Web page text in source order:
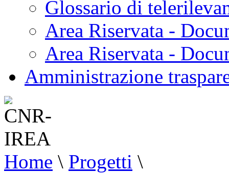
Glossario di
Area Riservata -
Area Riservata -
Amministrazione
Home \ Progetti \